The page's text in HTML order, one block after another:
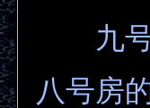
九号
八号房